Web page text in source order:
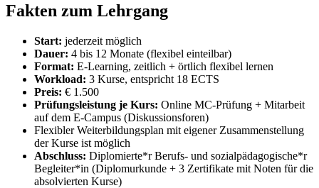
Fakten zum Lehrgang
Start: jederzeit möglich
Dauer: 4 bis 12 Monate (flexibel einteilbar)
Format: E-Learning, zeitlich + örtlich flexibel lernen
Workload: 3 Kurse, entspricht 18 ECTS
Preis: € 1.500
Prüfungsleistung je Kurs: Online MC-Prüfung + Mitarbeit
auf dem E-Campus (Diskussionsforen)
Flexibler Weiterbildungsplan mit eigener Zusammenstellung
der Kurse ist möglich
Abschluss: Diplomierte*r Berufs- und sozialpädagogische*r
Begleiter*in (Diplomurkunde + 3 Zertifikate mit Noten für die
absolvierten Kurse)